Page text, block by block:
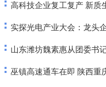
高科技企业复工复产 新质
实探光电产业大会：龙头
山东潍坊魏素惠从团委书
巫镇高速通车在即 陕西重